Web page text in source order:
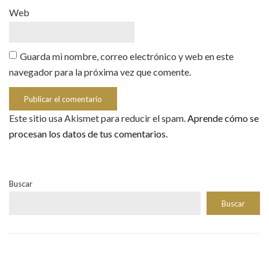
Web
Guarda mi nombre, correo electrónico y web en este
navegador para la próxima vez que comente.
Este sitio usa Akismet para reducir el spam. Aprende cómo se
procesan los datos de tus comentarios.
Buscar
Buscar